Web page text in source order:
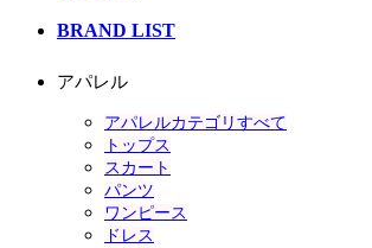
BRAND LIST
アパレル
アパレルカテゴリすべて
トップス
スカート
パンツ
ワンピース
ドレス